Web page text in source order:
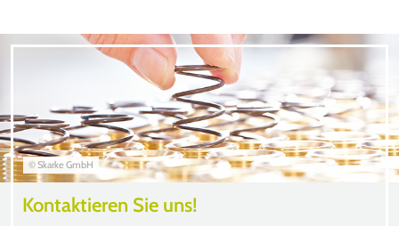
© Skarke GmbH
Kontaktieren Sie uns!